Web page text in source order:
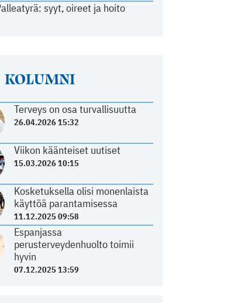
syyt, oireet ja hoito
KOLUMNI
Terveys on osa turvallisuutta
26.04.2026 15:32
Viikon käänteiset uutiset
15.03.2026 10:15
Kosketuksella olisi monenlaista
käyttöä parantamisessa
11.12.2025 09:58
Espanjassa
perusterveydenhuolto toimii
hyvin
07.12.2025 13:59